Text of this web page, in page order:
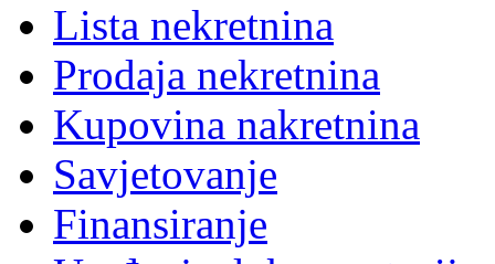
Lista nekretnina
Prodaja nekretnina
Kupovina nakretnina
Savjetovanje
Finansiranje